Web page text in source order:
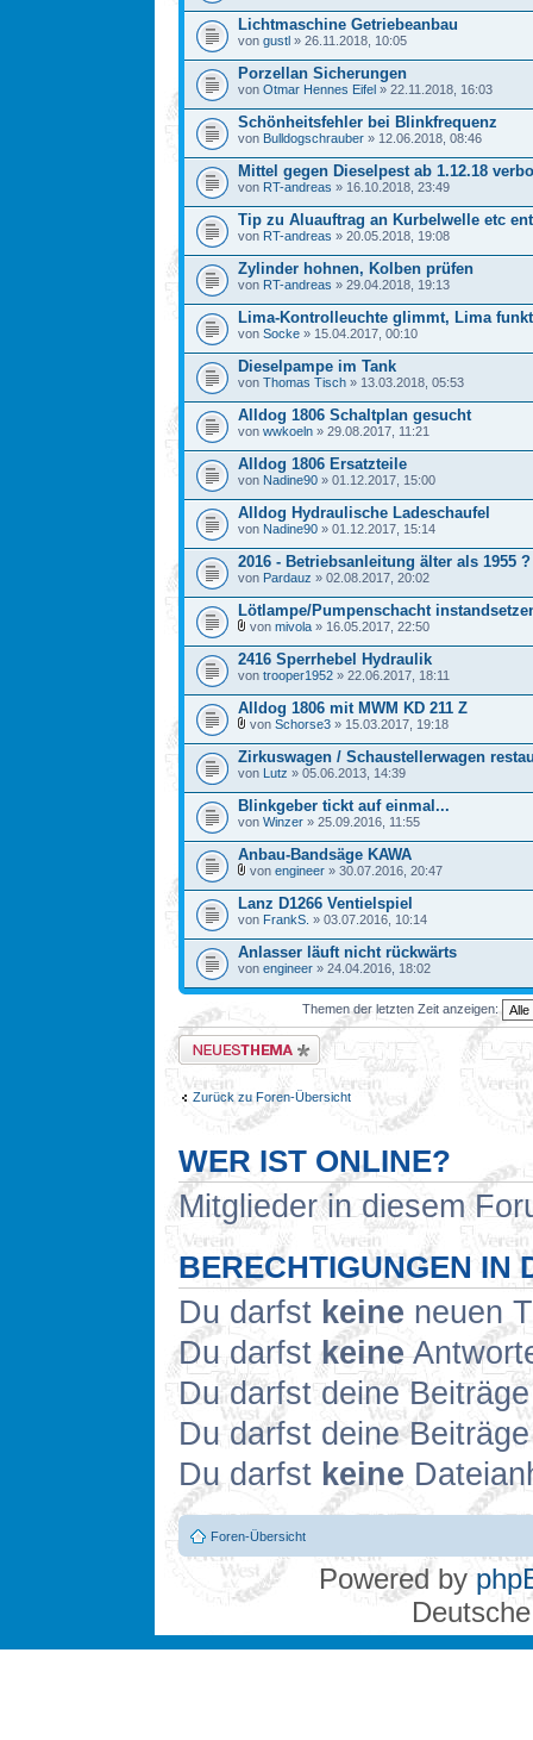
Lichtmaschine Getriebeanbau
von gustl » 26.11.2018, 10:05
Porzellan Sicherungen
von Otmar Hennes Eifel » 22.11.2018, 16:03
Schönheitsfehler bei Blinkfrequenz
von Bulldogschrauber » 12.06.2018, 08:46
Mittel gegen Dieselpest ab 1.12.18
von RT-andreas » 16.10.2018, 23:49
Tip zu Aluauftrag an Kurbelwelle etc
von RT-andreas » 20.05.2018, 19:08
Zylinder hohnen, Kolben prüfen
von RT-andreas » 29.04.2018, 19:13
Lima-Kontrolleuchte glimmt, Lima
von Socke » 15.04.2017, 00:10
Dieselpampe im Tank
von Thomas Tisch » 13.03.2018, 05:53
Alldog 1806 Schaltplan gesucht
von wwkoeln » 29.08.2017, 11:21
Alldog 1806 Ersatzteile
von Nadine90 » 01.12.2017, 15:00
Alldog Hydraulische Ladeschaufel
von Nadine90 » 01.12.2017, 15:14
2016 - Betriebsanleitung älter als 1955 ?
von Pardauz » 02.08.2017, 20:02
Lötlampe/Pumpenschacht
von mivola » 16.05.2017, 22:50
2416 Sperrhebel Hydraulik
von trooper1952 » 22.06.2017, 18:11
Alldog 1806 mit MWM KD 211 Z
von Schorse3 » 15.03.2017, 19:18
Zirkuswagen / Schaustellerwagen
von Lutz » 05.06.2013, 14:39
Blinkgeber tickt auf einmal...
von Winzer » 25.09.2016, 11:55
Anbau-Bandsäge KAWA
von engineer » 30.07.2016, 20:47
Lanz D1266 Ventielspiel
von FrankS. » 03.07.2016, 10:14
Anlasser läuft nicht rückwärts
von engineer » 24.04.2016, 18:02
Themen der letzten Zeit anzeigen:
Neues Thema erstellen
Zurück zu Foren-Übersicht
WER IST ONLINE?
Mitglieder in diesem
BERECHTIGUNGEN IN
Du darfst keine neuen
Du darfst keine
Du darfst deine
Du darfst deine
Du darfst keine
Foren-Übersicht
Powered by